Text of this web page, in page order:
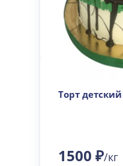
Торт
1500 ₽/кг